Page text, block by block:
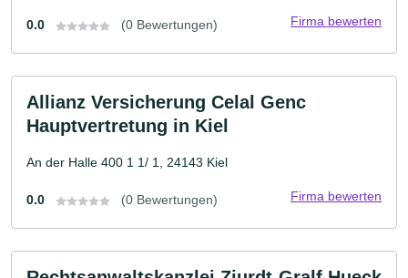
0.0 (0 Bewertungen) Firma bewerten
Allianz Versicherung Celal Genc
Hauptvertretung in Kiel
An der Halle 400 1 1/ 1, 24143 Kiel
0.0 (0 Bewertungen) Firma bewerten